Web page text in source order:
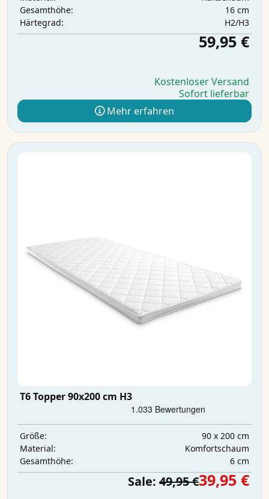
Gesamthöhe:
16 cm
Härtegrad:
H2/H3
59,95 €
Kostenloser Versand
Sofort lieferbar
Mehr erfahren
T6 Topper 90x200 cm H3
Größe:
90 x 200 cm
Material:
Komfortschaum
Gesamthöhe:
6 cm
Sale: 49,95 €39,95 €